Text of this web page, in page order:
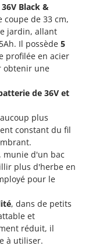
fruits
Black &
coupe de 33 cm,
jardin, allant
Il possède 5
profilée en acier
obtenir une
de 36V et
plus
constant du fil
munie d'un bac
plus d'herbe en
pour le
, dans de petits
et
réduit, il
à utiliser.